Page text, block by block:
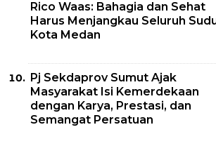
Rico Waas: Bahagia dan Sehat
Harus Menjangkau Seluruh
Kota Medan
Pj Sekdaprov Sumut Ajak
Masyarakat Isi Kemerdekaan
dengan Karya, Prestasi, dan
Semangat Persatuan